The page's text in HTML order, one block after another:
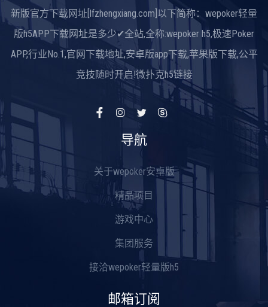
新版官方下载网址[lfzhengxiang.com]以下简称：wepoker轻量
版h5APP下载网址是多少✔全站,全称:wepoker h5,极速Poker
APP,行业No.1,官网下载地址,安卓版app下载,苹果版下载,公平
竞技随时开启!微扑克h5链接
导航
关于wepoker安卓版
精品项目
游戏中心
集团服务
接洽wepoker轻量版h5
邮箱订阅